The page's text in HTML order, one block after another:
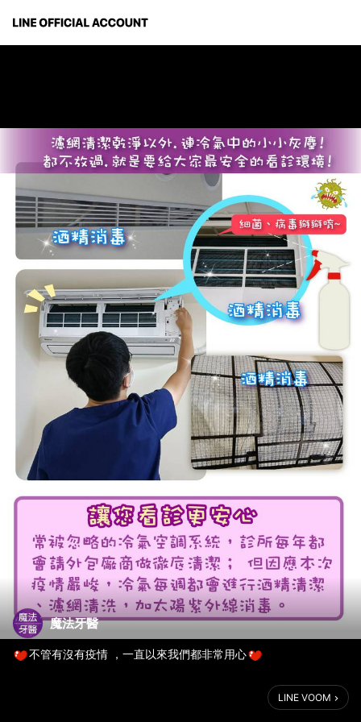
魔法牙醫
不管有沒有疫情 ，一直以來我們都非常用心
🎉🎉魔法牙醫&潔牙泡泡得獎【 💖 CSR企業責任.公益.環保.健康.
LINE VOOM